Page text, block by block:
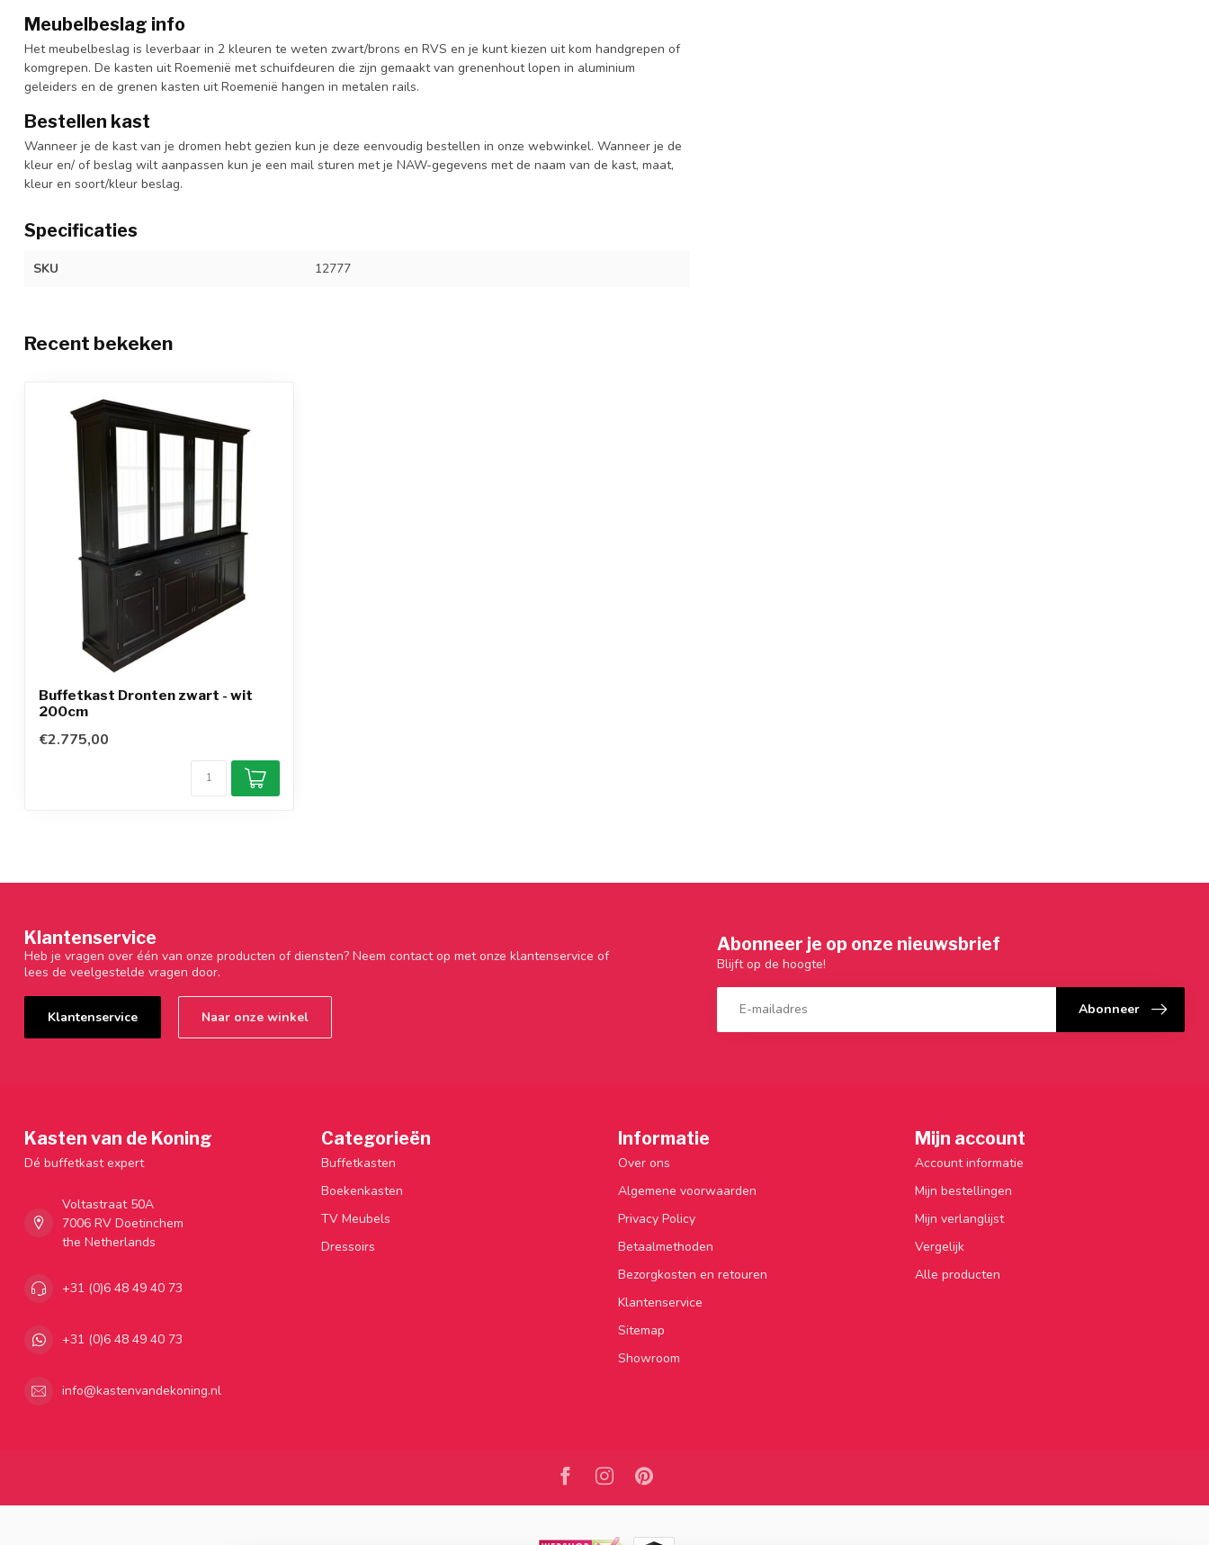
Meubelbeslag info
Het meubelbeslag is leverbaar in 2 kleuren te weten zwart/brons en RVS en je kunt kiezen uit kom handgrepen of
komgrepen. De kasten uit Roemenië met schuifdeuren die zijn gemaakt van grenenhout lopen in aluminium
geleiders en de grenen kasten uit Roemenië hangen in metalen rails.
Bestellen kast
Wanneer je de kast van je dromen hebt gezien kun je deze eenvoudig bestellen in onze webwinkel. Wanneer je de
kleur en/ of beslag wilt aanpassen kun je een mail sturen met je NAW-gegevens met de naam van de kast, maat,
kleur en soort/kleur beslag.
Specificaties
SKU 12777
Recent bekeken
Buffetkast Dronten zwart - wit
200cm
€2.775,00
Klantenservice
Heb je vragen over één van onze producten of diensten? Neem contact op met onze klantenservice of
lees de veelgestelde vragen door.
Klantenservice Naar onze winkel
Abonneer je op onze nieuwsbrief
Blijft op de hoogte!
Abonneer
Kasten van de Koning
Dé buffetkast expert
Voltastraat 50A
7006 RV Doetinchem
the Netherlands
+31 (0)6 48 49 40 73
+31 (0)6 48 49 40 73
info@kastenvandekoning.nl
Categorieën
Buffetkasten
Boekenkasten
TV Meubels
Dressoirs
Informatie
Over ons
Algemene voorwaarden
Privacy Policy
Betaalmethoden
Bezorgkosten en retouren
Klantenservice
Sitemap
Showroom
Mijn account
Account informatie
Mijn bestellingen
Mijn verlanglijst
Vergelijk
Alle producten